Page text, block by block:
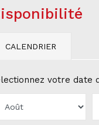
CALENDRIER
votre date